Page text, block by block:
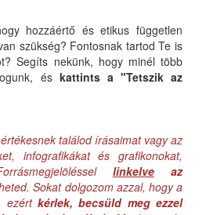
hozzáértő és etikus független
szükség? Fontosnak tartod Te is
Segíts nekünk, hogy minél több
és kattints a "Tetszik az
találod írásaimat vagy az
infografikákat és grafikonokat,
linkelveaz
Sokat dolgozom azzal, hogy a
ezértkérlek, becsüld meg ezzel